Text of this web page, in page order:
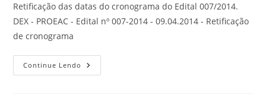
Retificação das datas do cronograma do Edital 007/2014.
DEX - PROEAC - Edital nº 007-2014 - 09.04.2014 - Retificação
de cronograma
Continue Lendo